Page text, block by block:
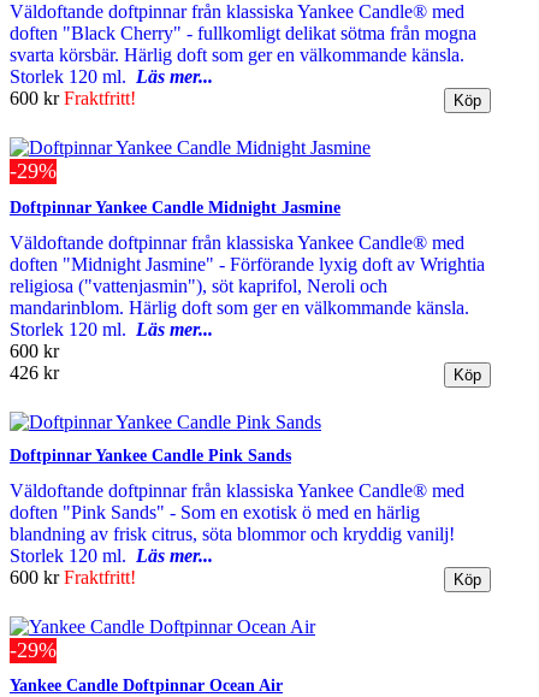
Väldoftande doftpinnar från klassiska Yankee Candle® med
doften "Black Cherry" - fullkomligt delikat sötma från mogna
svarta körsbär. Härlig doft som ger en välkommande känsla.
Storlek 120 ml. Läs mer...
600 krFraktfritt!
-29%
Doftpinnar Yankee Candle Midnight Jasmine
Väldoftande doftpinnar från klassiska Yankee Candle® med
doften "Midnight Jasmine" - Förförande lyxig doft av Wrightia
religiosa ("vattenjasmin"), söt kaprifol, Neroli och
mandarinblom. Härlig doft som ger en välkommande känsla.
Storlek 120 ml. Läs mer...
600 kr
426 kr
Doftpinnar Yankee Candle Pink Sands
Väldoftande doftpinnar från klassiska Yankee Candle® med
doften "Pink Sands" - Som en exotisk ö med en härlig
blandning av frisk citrus, söta blommor och kryddig vanilj!
Storlek 120 ml. Läs mer...
600 krFraktfritt!
-29%
Yankee Candle Doftpinnar Ocean Air